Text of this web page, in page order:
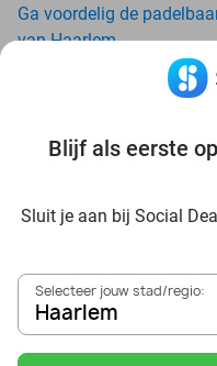
Blijf als eerste
Sluit je aan bij Social
Selecteer jouw stad/regio:
Haarlem
Ga voordelig de
van Haarlem
Geniet van je vakantie
Ervaar de kwaliteit van
Haarlem
Met hoge korting naar
Skiën met korting in
en indoor skibanen
Schaatsen in Haarlem
Holiday on Ice tickets